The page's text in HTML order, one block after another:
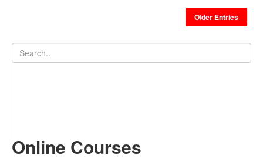
Older Entries
Online Courses